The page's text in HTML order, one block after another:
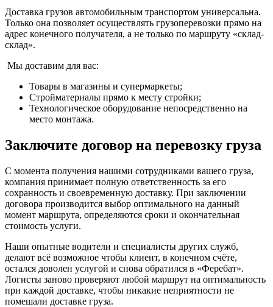
Доставка грузов автомобильным транспортом универсальна.
Только она позволяет осуществлять грузоперевозки прямо на
адрес конечного получателя, а не только по маршруту «склад-
склад».
Мы доставим для вас:
Товары в магазины и супермаркеты;
Стройматериалы прямо к месту стройки;
Технологическое оборудование непосредственно на
место монтажа.
Заключите договор на перевозку груза
С момента получения нашими сотрудниками вашего груза,
компания принимает полную ответственность за его
сохранность и своевременную доставку. При заключении
договора производится выбор оптимального на данный
момент маршрута, определяются сроки и окончательная
стоимость услуги.
Наши опытные водители и специалисты других служб,
делают всё возможное чтобы клиент, в конечном счёте,
остался доволен услугой и снова обратился в «Феребат».
Логисты заново проверяют любой маршрут на оптимальность
при каждой доставке, чтобы никакие неприятности не
помешали доставке груза.